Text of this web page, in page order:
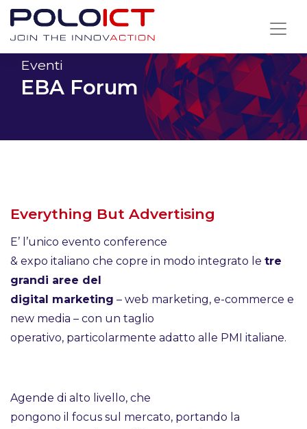
Skip
contentEventi
EBA Forum
Everything But Advertising
E’ l’unico evento conference
& expo italiano che copre in modo integrato le tre
grandi aree del
digital marketing – web marketing, e-commerce e
new media – con un taglio
operativo, particolarmente adatto alle PMI italiane.
Agende di alto livello, che
pongono il focus sul mercato, portando la